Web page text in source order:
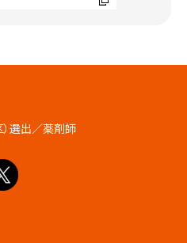
選出／薬剤師